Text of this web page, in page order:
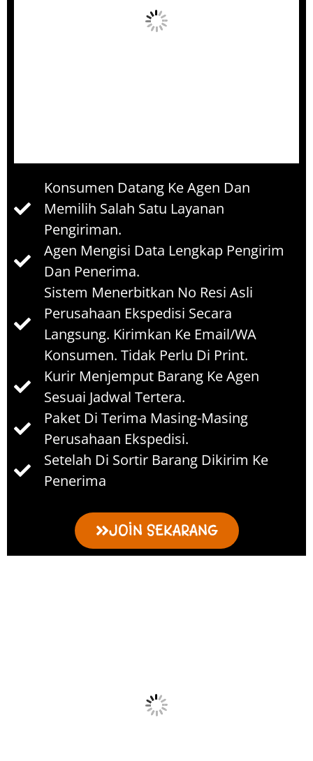
Konsumen Datang Ke Agen Dan
Memilih Salah Satu Layanan
Pengiriman.
Agen Mengisi Data Lengkap Pengirim
Dan Penerima.
Sistem Menerbitkan No Resi Asli
Perusahaan Ekspedisi Secara
Langsung. Kirimkan Ke Email/WA
Konsumen. Tidak Perlu Di Print.
Kurir Menjemput Barang Ke Agen
Sesuai Jadwal Tertera.
Paket Di Terima Masing-Masing
Perusahaan Ekspedisi.
Setelah Di Sortir Barang Dikirim Ke
Penerima
JOIN SEKARANG